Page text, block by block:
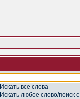
Искать все слова
Искать любое слово/поиск